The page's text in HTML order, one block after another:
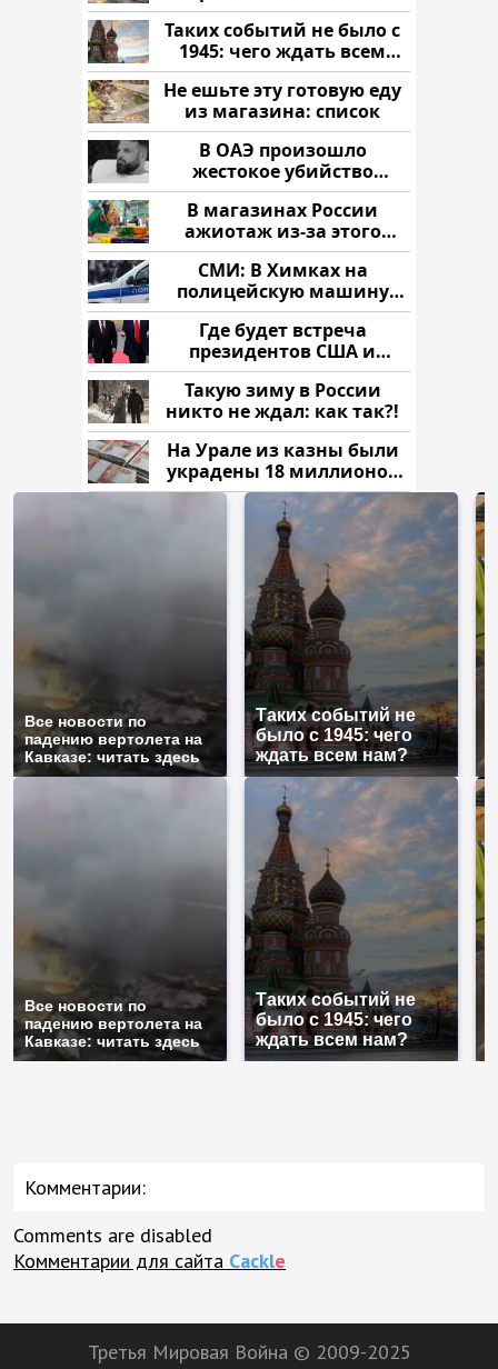
читать здесь
Таких событий не было с
1945: чего ждать всем
нам?
Не ешьте эту готовую еду
из магазина: список
В ОАЭ произошло
жестокое убийство
криптомиллионера
В магазинах России
ажиотаж из-за этого
продукта: что купить?
СМИ: В Химках на
полицейскую машину
напали и подожгли.
Где будет встреча
президентов США и
России: Европа?
Такую зиму в России
никто не ждал: как так?!
На Урале из казны были
украдены 18 миллионов
рублей
Все новости по
падению вертолета на
Кавказе: читать здесь
Таких событий не
было с 1945: чего
ждать всем нам?
Все новости по
падению вертолета на
Кавказе: читать здесь
Таких событий не
было с 1945: чего
ждать всем нам?
Комментарии:
Comments are disabled
Комментарии для сайта Cackle
Третья Мировая Война © 2009-2025